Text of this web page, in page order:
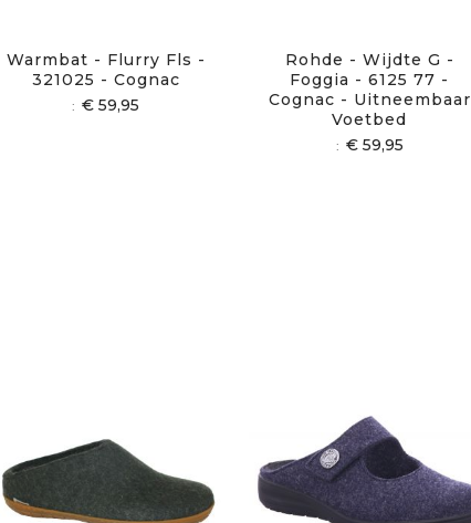
Warmbat - Flurry Fls -
321025 - Cognac
€ 59,95
Rohde - Wijdte G -
Foggia - 6125 77 -
Cognac - Uitneembaar
Voetbed
€ 59,95